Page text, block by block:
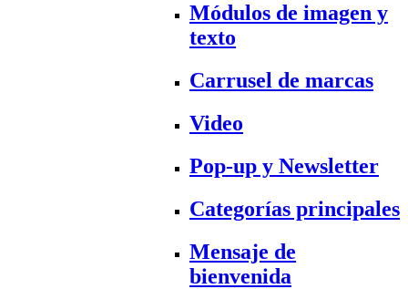
Módulos de imagen y
texto
Carrusel de marcas
Video
Pop-up y Newsletter
Categorías principales
Mensaje de
bienvenida